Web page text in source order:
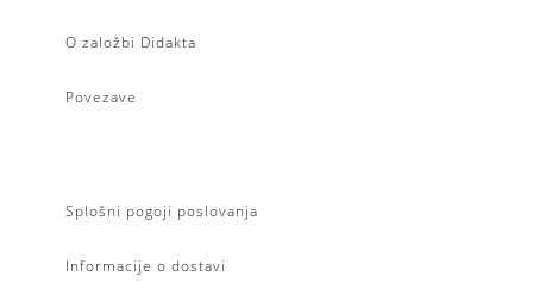
O založbi Didakta
Povezave
Splošni pogoji poslovanja
Informacije o dostavi